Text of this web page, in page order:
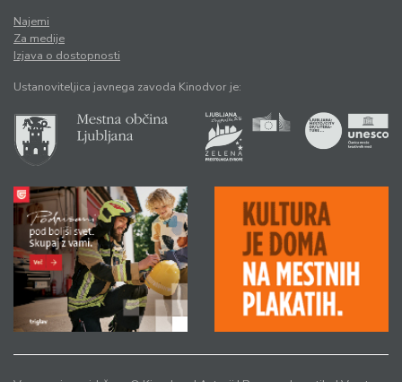
Najemi
Za medije
Izjava o dostopnosti
Ustanoviteljica javnega zavoda Kinodvor je: